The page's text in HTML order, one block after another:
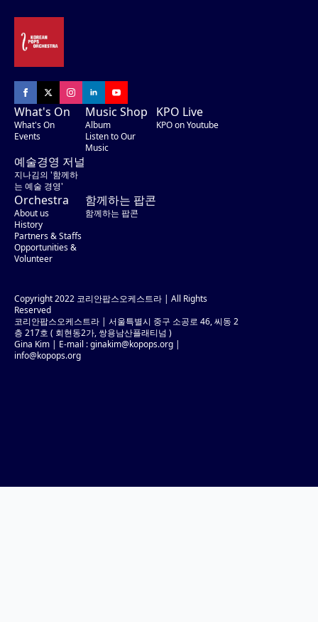
What's On
What's On
Events
Music Shop
Album
Listen to Our
Music
KPO Live
KPO on Youtube
예술경영 저널
지나김의 '함께하
는 예술 경영'
Orchestra
About us
History
Partners & Staffs
Opportunities &
Volunteer
함께하는 팝콘
함께하는 팝콘
Copyright 2022 코리안팝스오케스트라 | All Rights
Reserved
코리안팝스오케스트라 | 서울특별시 중구 소공로 46, 씨동 2
층 217호 ( 회현동2가, 쌍용남산플래티넘 )
Gina Kim | E-mail :ginakim@kopops.org |
info@kopops.org